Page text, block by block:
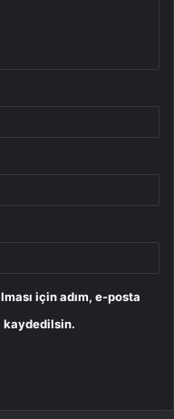
için adım, e-posta
kaydedilsin.